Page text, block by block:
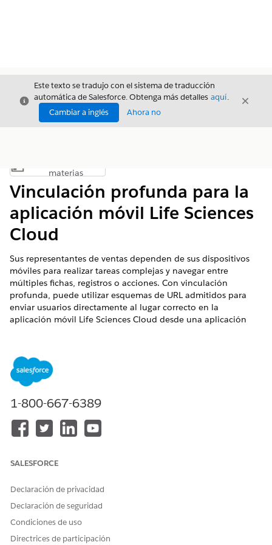
Cerrar
Este texto se tradujo con el sistema de traducción
automática de Salesforce. Obtenga más detalles aquí.
Cambiar a inglés
Ahora no
Cerrar
Mostrar índice de materias
materias
Vinculación profunda para la
aplicación móvil Life Sciences
Cloud
Sus representantes de ventas dependen de sus dispositivos
móviles para realizar tareas complejas y navegar entre
múltiples fichas, registros o acciones. Con vinculación
profunda, puede utilizar esquemas de URL admitidos para
enviar usuarios directamente al lugar correcto en la
aplicación móvil Life Sciences Cloud desde una aplicación
rellenados previamente o realizar una acción específica
cuando se abre la aplicación.
EDICIONES NECESARIAS
Disponible en: Ediciones
Cloud para Customer Engagement y el paquete gestionado
Con esquemas de URL compatibles con Salesforce, sus
usuarios pueden abrir la aplicación móvil Life Sciences Cloud
y realizar una de varias acciones.
Visualice un registro específico.
1-800-667-6389
SALESFORCE
Declaración de privacidad
Declaración de seguridad
Condiciones de uso
Directrices de participación